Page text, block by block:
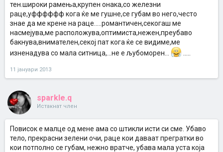
тен.широки рамења,крупен онака,со железни
раце,уфффффф кога ќе ме гушне,се губам во него,често
знае да ме крене на раце.....романтичен,секогаш ме
насмејува,ме расположува,оптимиста,нежен,преубаво
бакнува,внимателен,секој пат кога ќе се видиме,ме
изненадува со мала ситница,...не е љубоморен...
11 јануари 2013
sparkle.q
Истакнат член
Повисок е малце од мене ама со штикли исти си сме. Убаво
тело, прекрасни зелени очи, раце кои даваат прегратки во
кои потполно се губам, нежно вратче, убава мала уста која